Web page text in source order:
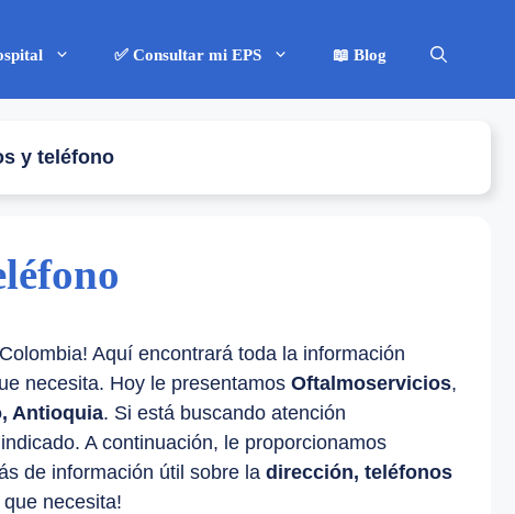
✅ Consultar mi EPS 📖 Blog
y teléfono
Aquí encontrará toda la información
necesita. Hoy le presentamos Oftalmoservicios,
Antioquia. Si está buscando atención
A continuación, le proporcionamos
de información útil sobre la dirección, teléfonos
necesita!